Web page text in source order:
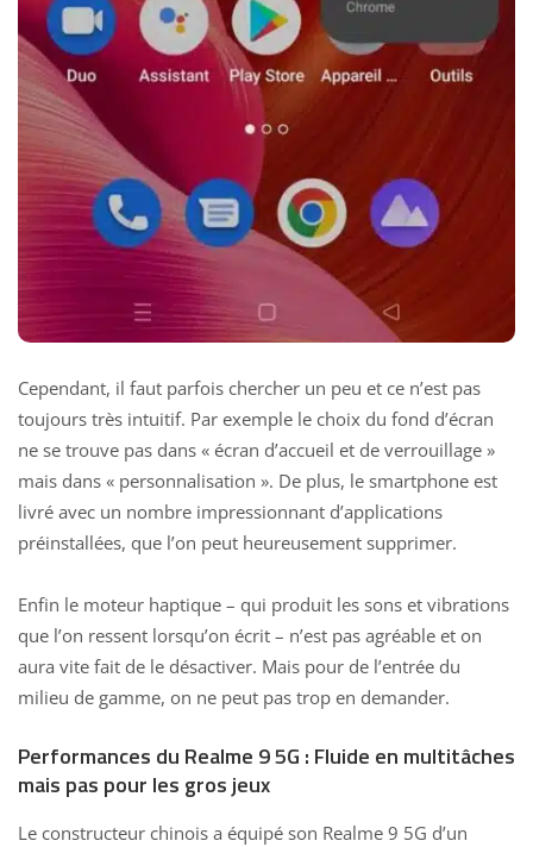
Cependant, il faut parfois chercher un peu et ce n’est pas
toujours très intuitif. Par exemple le choix du fond d’écran
ne se trouve pas dans « écran d’accueil et de verrouillage »
mais dans « personnalisation ». De plus, le smartphone est
livré avec un nombre impressionnant d’applications
préinstallées, que l’on peut heureusement supprimer.
Enfin le moteur haptique – qui produit les sons et vibrations
que l’on ressent lorsqu’on écrit – n’est pas agréable et on
aura vite fait de le désactiver. Mais pour de l’entrée du
milieu de gamme, on ne peut pas trop en demander.
Performances du Realme 9 5G : Fluide en multitâches
mais pas pour les gros jeux
Le constructeur chinois a équipé son Realme 9 5G d’un